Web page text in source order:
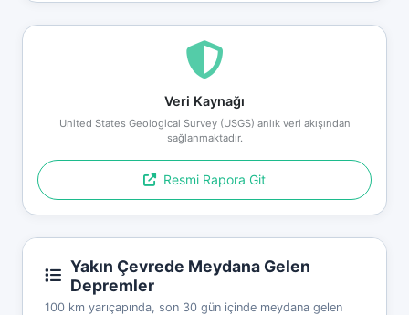
Veri Kaynağı
United States Geological Survey (USGS) anlık veri akışından
sağlanmaktadır.
Resmi Rapora Git
Yakın Çevrede Meydana Gelen
Depremler
100 km yarıçapında, son 30 gün içinde meydana gelen